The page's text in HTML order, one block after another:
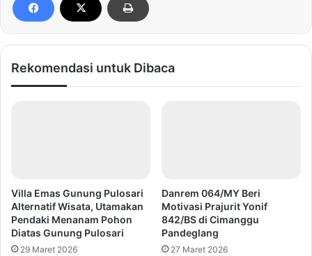
Rekomendasi untuk Dibaca
Villa Emas Gunung Pulosari
Alternatif Wisata, Utamakan
Pendaki Menanam Pohon
Diatas Gunung Pulosari
29 Maret 2026
Danrem 064/MY Beri
Motivasi Prajurit Yonif
842/BS di Cimanggu
Pandeglang
27 Maret 2026